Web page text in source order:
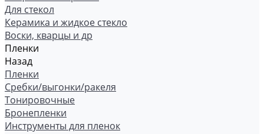
Для стекол
Керамика и жидкое стекло
Воски, кварцы и др
Пленки
Назад
Пленки
Сребки/выгонки/ракеля
Тонировочные
Бронепленки
Инструменты для пленок